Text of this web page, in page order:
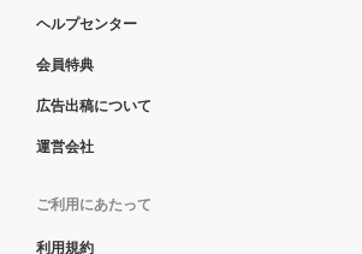
ヘルプセンター
会員特典
広告出稿について
運営会社
ご利用にあたって
利用規約